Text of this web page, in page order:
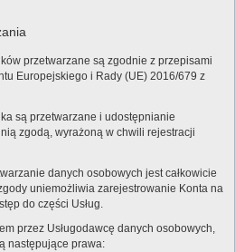
przetwarzane są zgodnie z przepisami
Europejskiego i Rady (UE) 2016/679 z
są przetwarzane i udostępnianie
zgodą, wyrażoną w chwili rejestracji
danych osobowych jest całkowicie
uniemożliwia zarejestrowanie Konta na
do części Usług.
przez Usługodawcę danych osobowych,
następujące prawa: